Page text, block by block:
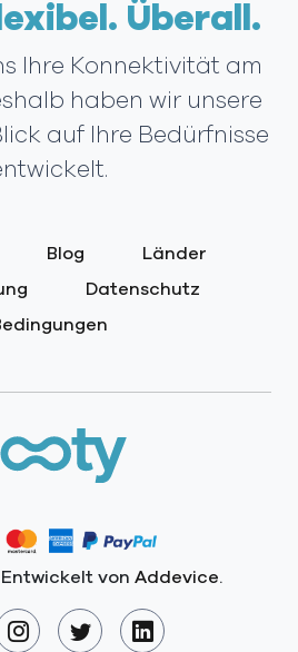
Überall.
Ihre Konnektivität am
haben wir unsere
auf Ihre Bedürfnisse
Blog
Länder
Datenschutz
von Addevice.